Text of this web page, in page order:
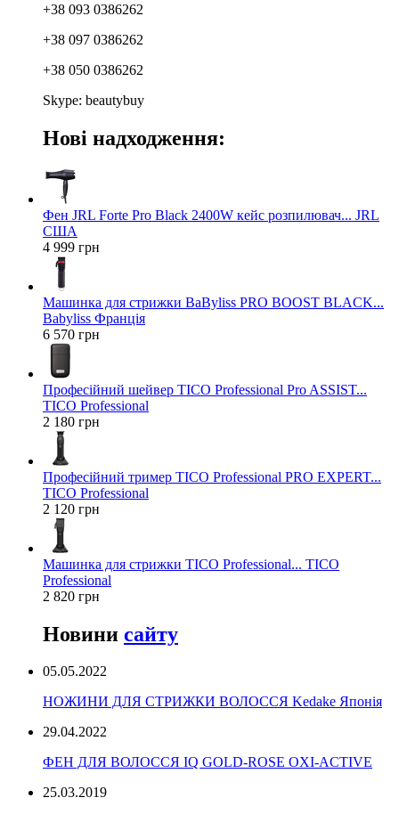
+38 093 0386262
+38 097 0386262
+38 050 0386262
Skype: beautybuy
Нові надходження:
Фен JRL Forte Pro Black 2400W кейс розпилювач... JRL
США
4 999 грн
Машинка для стрижки BaByliss PRO BOOST BLACK...
Babyliss Франція
6 570 грн
Професійний шейвер TICO Professional Pro ASSIST...
TICO Professional
2 180 грн
Професійний тример TICO Professional PRO EXPERT...
TICO Professional
2 120 грн
Машинка для стрижки TICO Professional... TICO
Professional
2 820 грн
Новини сайту
05.05.2022
НОЖИНИ ДЛЯ СТРИЖКИ ВОЛОССЯ Kedake Японія
29.04.2022
ФЕН ДЛЯ ВОЛОССЯ IQ GOLD-ROSE OXI-ACTIVE
25.03.2019